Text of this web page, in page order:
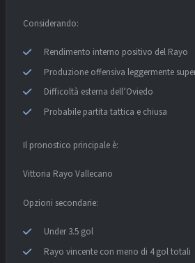
Considerando:
Rendimento interno positivo del Rayo
Produzione offensiva leggermente
Difficoltà esterna dell’Oviedo
Probabile partita tattica e chiusa
Il pronostico principale è:
Vittoria Rayo Vallecano
Opzioni secondarie:
Under 3.5 gol
Rayo vincente con meno di 4 gol totali